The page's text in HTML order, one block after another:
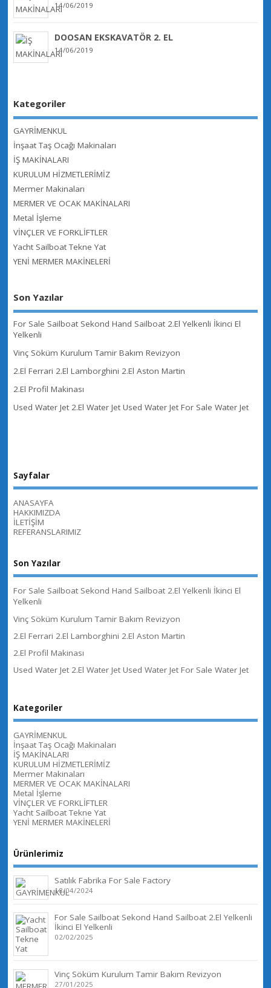
14/06/2019
DOOSAN EKSKAVATÖR 2. EL
14/06/2019
Kategoriler
GAYRİMENKUL
İnşaat Taş Ocağı Makinaları
İŞ MAKİNALARI
KURULUM HİZMETLERİMİZ
Mermer Makinaları
MERMER VE OCAK MAKİNALARI
Metal İşleme
VİNÇLER VE FORKLİFTLER
Yacht Sailboat Tekne Yat
YENİ MERMER MAKİNELERİ
Son Yazılar
For Sale Sailboat Sekond Hand Sailboat 2.El Yelkenli İkinci El
Yelkenli
Vinç Söküm Kurulum Tamir Bakım Revizyon
2.El Ferrari 2.El Lamborghini 2.El Aston Martin
2.El Profil Makinası
Used Water Jet 2.El Water Jet Used Water Jet For Sale Water Jet
Sayfalar
ANASAYFA
HAKKIMIZDA
İLETİŞİM
REFERANSLARIMIZ
Son Yazılar
For Sale Sailboat Sekond Hand Sailboat 2.El Yelkenli İkinci El
Yelkenli
Vinç Söküm Kurulum Tamir Bakım Revizyon
2.El Ferrari 2.El Lamborghini 2.El Aston Martin
2.El Profil Makinası
Used Water Jet 2.El Water Jet Used Water Jet For Sale Water Jet
Kategoriler
GAYRİMENKUL
İnşaat Taş Ocağı Makinaları
İŞ MAKİNALARI
KURULUM HİZMETLERİMİZ
Mermer Makinaları
MERMER VE OCAK MAKİNALARI
Metal İşleme
VİNÇLER VE FORKLİFTLER
Yacht Sailboat Tekne Yat
YENİ MERMER MAKİNELERİ
Ürünlerimiz
Satılık Fabrika For Sale Factory
18/04/2024
For Sale Sailboat Sekond Hand Sailboat 2.El Yelkenli
İkinci El Yelkenli
02/02/2025
Vinç Söküm Kurulum Tamir Bakım Revizyon
27/01/2025